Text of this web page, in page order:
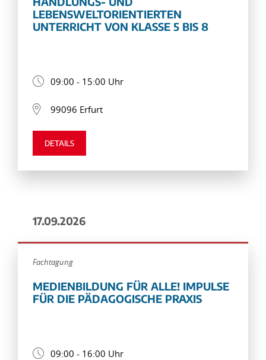
LEBENSWELTORIENTIERTEN
UNTERRICHT VON KLASSE 5 BIS 8
09:00 - 15:00 Uhr
99096 Erfurt
DETAILS
17.09.2026
Fachtagung
MEDIENBILDUNG FÜR ALLE! IMPULSE
FÜR DIE PÄDAGOGISCHE PRAXIS
09:00 - 16:00 Uhr